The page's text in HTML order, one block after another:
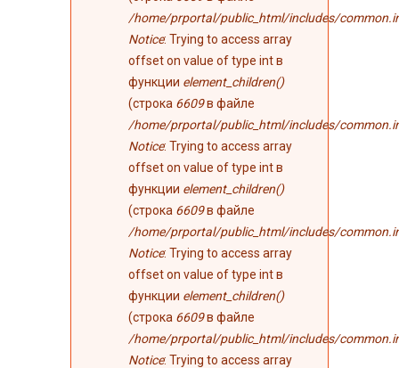
/home/prportal/public_html/includes/
Notice: Trying to access array
offset on value of type int в
функции element_children()
(строка 6609в файле
/home/prportal/public_html/includes/
Notice: Trying to access array
offset on value of type int в
функции element_children()
(строка 6609в файле
/home/prportal/public_html/includes/
Notice: Trying to access array
offset on value of type int в
функции element_children()
(строка 6609в файле
/home/prportal/public_html/includes/
Notice: Trying to access array